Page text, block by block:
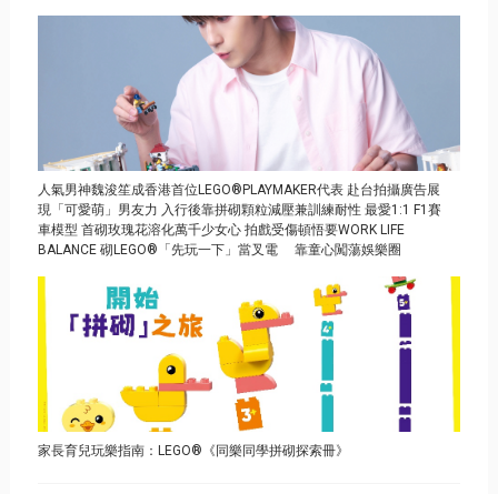
人氣男神魏浚笙成香港首位LEGO®PLAYMAKER代表 赴台拍攝廣告展
現「可愛萌」男友力 入行後靠拼砌顆粒減壓兼訓練耐性 最愛1:1 F1賽
車模型 首砌玫瑰花溶化萬千少女心 拍戲受傷頓悟要WORK LIFE
BALANCE 砌LEGO®「先玩一下」當叉電 靠童心闖蕩娛樂圈
家長育兒玩樂指南：LEGO®《同樂同學拼砌探索冊》